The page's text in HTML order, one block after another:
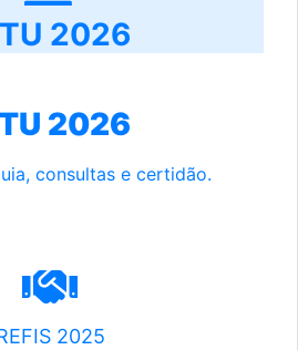
2026
2026
consultas e certidão.
2025